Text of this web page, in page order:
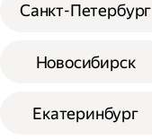
Санкт-Петербург
Новосибирск
Екатеринбург